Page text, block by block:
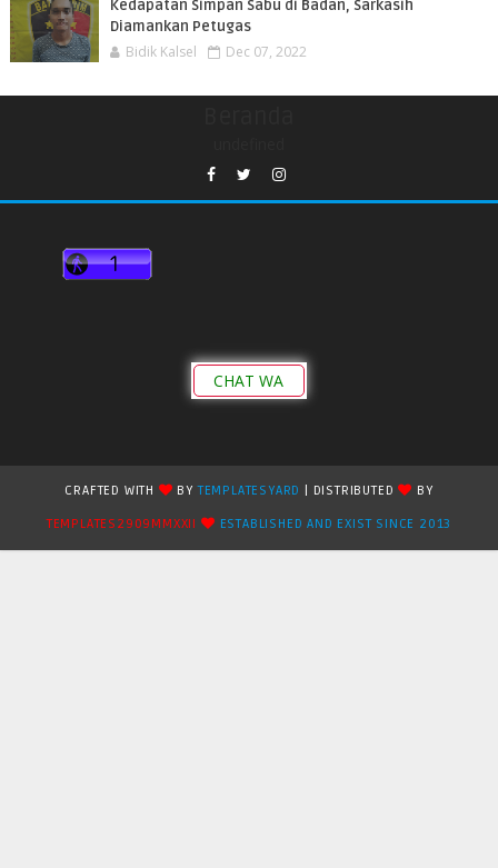
Kedapatan Simpan Sabu di Badan, Sarkasih
Diamankan Petugas
Bidik Kalsel Dec 07, 2022
CHAT WA
CRAFTED WITH BYTEMPLATESYARD | DISTRIBUTED
BY
TEMPLATES2909MMXXII
ESTABLISHED AND EXIST SINCE 2013